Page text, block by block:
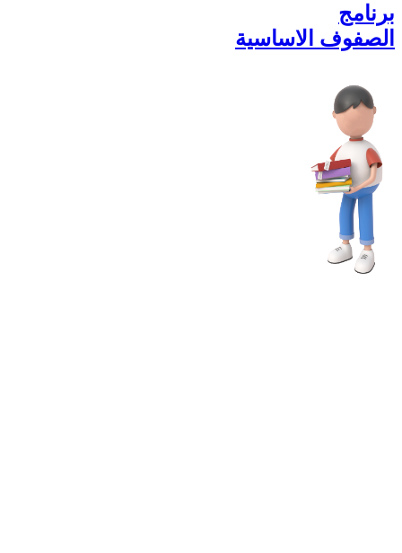
برنامج
الصفوف الاساسية